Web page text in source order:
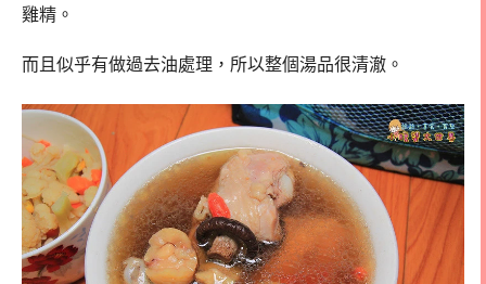
雞精。
而且似乎有做過去油處理，所以整個湯品很清澈。